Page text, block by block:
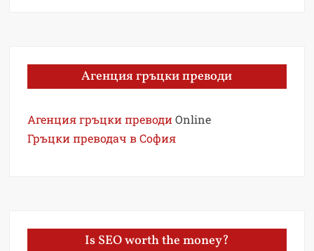
Агенция гръцки преводи
Агенция гръцки преводи Online
Гръцки преводач в София
Is SEO worth the money?